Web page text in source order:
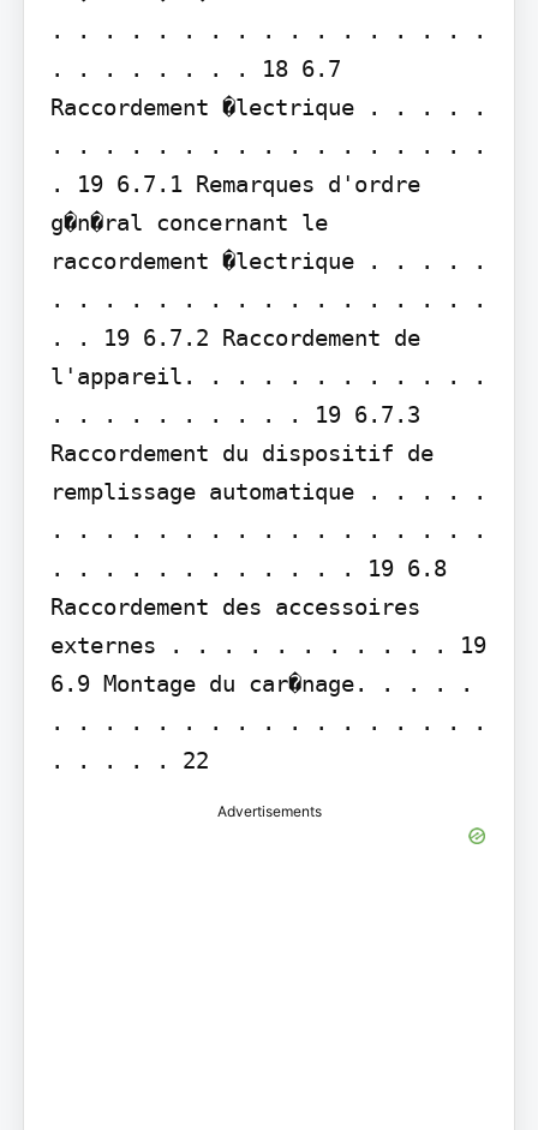
. . . . . . . . . . . . . . . . .
. . . . . . . . 18 6.7
Raccordement �lectrique . . . . .
. . . . . . . . . . . . . . . . .
. 19 6.7.1 Remarques d'ordre
g�n�ral concernant le
raccordement �lectrique . . . . .
. . . . . . . . . . . . . . . . .
. . 19 6.7.2 Raccordement de
l'appareil. . . . . . . . . . . .
. . . . . . . . . . 19 6.7.3
Raccordement du dispositif de
remplissage automatique . . . . .
. . . . . . . . . . . . . . . . .
. . . . . . . . . . . . 19 6.8
Raccordement des accessoires
externes . . . . . . . . . . . 19
6.9 Montage du car�nage. . . . .
. . . . . . . . . . . . . . . . .
. . . . . 22
Advertisements